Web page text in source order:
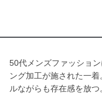
50代メンズファッショ
ング加工が施された一
ルながらも存在感を放